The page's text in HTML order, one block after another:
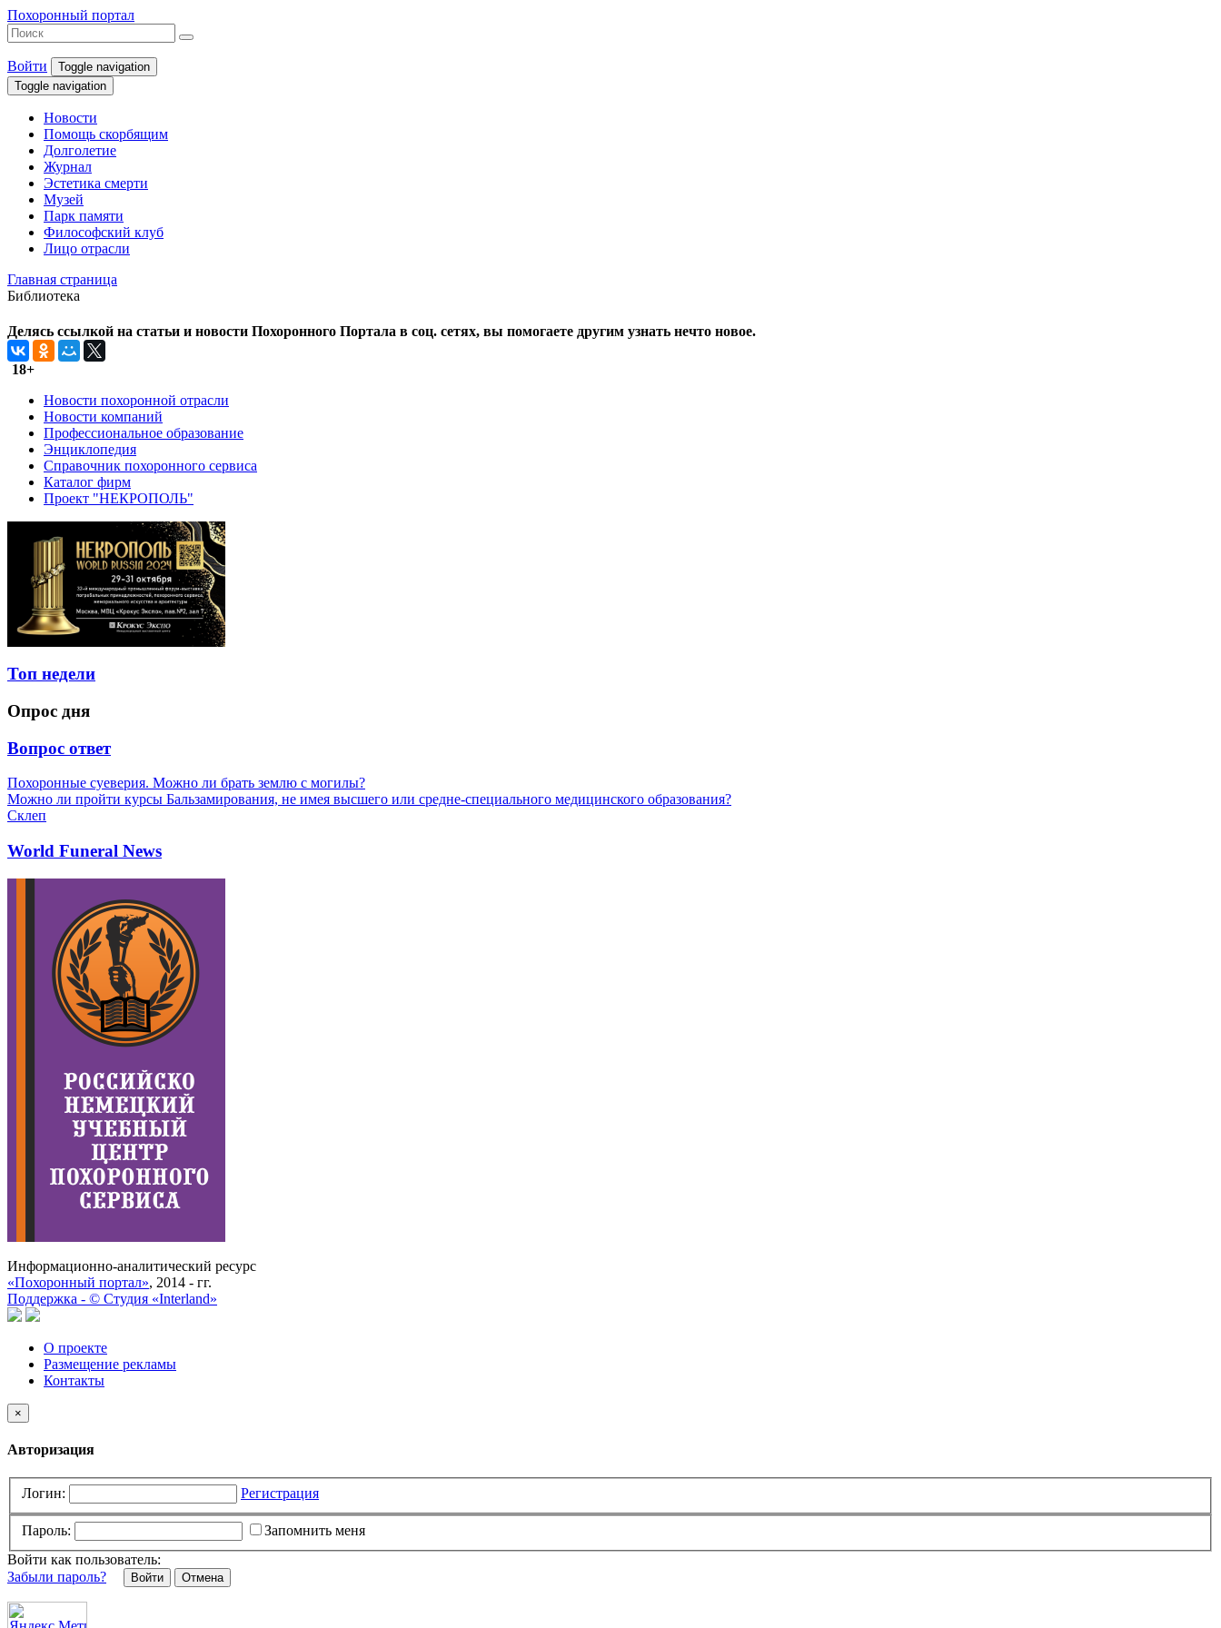
Похоронный портал
Войти
Toggle navigation
Toggle navigation
Новости
Помощь скорбящим
Долголетие
Журнал
Эстетика смерти
Музей
Парк памяти
Философский клуб
Лицо отрасли
Главная страница
Библиотека
Делясь ссылкой на статьи и новости Похоронного Портала в соц. сетях, вы помогаете другим узнать нечто новое.
18+
Новости похоронной отрасли
Новости компаний
Профессиональное образование
Энциклопедия
Справочник похоронного сервиса
Каталог фирм
Проект "НЕКРОПОЛЬ"
Топ недели
Опрос дня
Вопрос ответ
Похоронные суеверия. Можно ли брать землю с могилы?
Можно ли пройти курсы Бальзамирования, не имея высшего или средне-специального медицинского образования?
Склеп
World Funeral News
Информационно-аналитический ресурс
«Похоронный портал», 2014 - гг.
Поддержка - © Cтудия «Interland»
О проекте
Размещение рекламы
Контакты
×
Авторизация
Логин: Регистрация
Пароль:
Запомнить меня
Войти как пользователь:
Забыли пароль?
Отмена